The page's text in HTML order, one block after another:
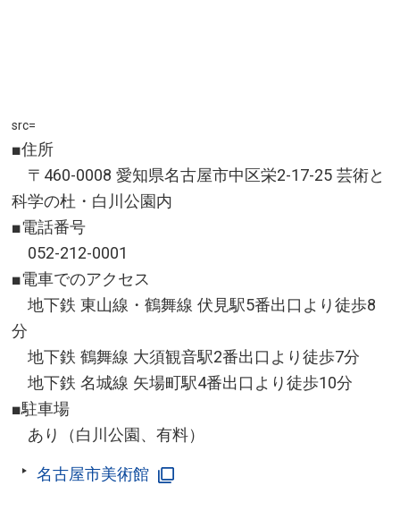
src=
■住所
〒460-0008 愛知県名古屋市中区栄2-17-25 芸術と
科学の杜・白川公園内
■電話番号
052-212-0001
■電車でのアクセス
地下鉄 東山線・鶴舞線 伏見駅5番出口より徒歩8
分
地下鉄 鶴舞線 大須観音駅2番出口より徒歩7分
地下鉄 名城線 矢場町駅4番出口より徒歩10分
■駐車場
あり（白川公園、有料）
名古屋市美術館